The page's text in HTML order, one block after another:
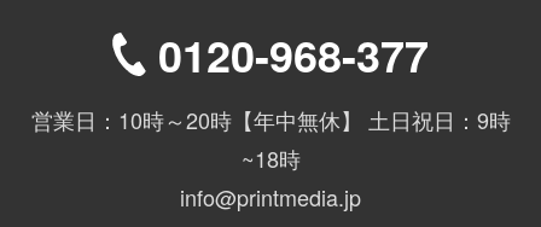
0120-968-377
営業日：10時～20時【年中無休】 土日祝日：9時
~18時
info@printmedia.jp